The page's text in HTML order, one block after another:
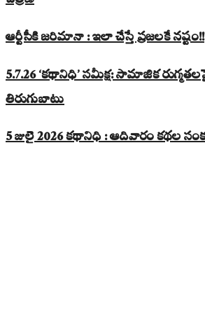
ఆర్టీసీకి జరిమానా : ఇలా చేస్తే ప్రజలకే నష్టం!!
5.7.26 ‘కథానిధి’ సమీక్ష: సామాజిక
తిరుగుబాటు
5 జులై 2026 కథానిధి : ఆదివారం కథల